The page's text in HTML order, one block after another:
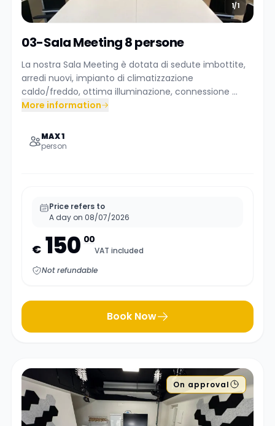
1/1
03-Sala Meeting 8 persone
La nostra Sala Meeting è dotata di sedute imbottite,
arredi nuovi, impianto di climatizzazione
caldo/freddo, ottima illuminazione, connessione ...
More information
MAX 1
person
Price refers to
A day on 08/07/2026
€ 150 00
VAT included
Not refundable
Book Now
On approval